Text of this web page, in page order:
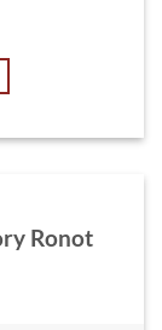
Ronot